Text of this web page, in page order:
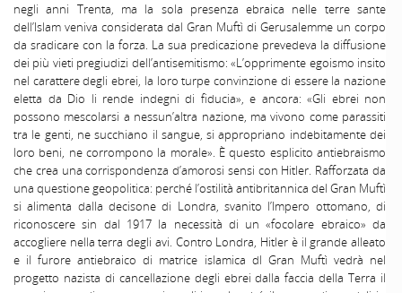
negli anni Trenta, ma la sola presenza ebraica nelle terre sante
dell’Islam veniva considerata dal Gran Muftì di Gerusalemme un corpo
da sradicare con la forza. La sua predicazione prevedeva la diffusione
dei più vieti pregiudizi dell’antisemitismo: «L’opprimente egoismo insito
nel carattere degli ebrei, la loro turpe convinzione di essere la nazione
eletta da Dio li rende indegni di fiducia», e ancora: «Gli ebrei non
possono mescolarsi a nessun’altra nazione, ma vivono come parassiti
tra le genti, ne succhiano il sangue, si appropriano indebitamente dei
loro beni, ne corrompono la morale». È questo esplicito antiebraismo
che crea una corrispondenza d’amorosi sensi con Hitler. Rafforzata da
una questione geopolitica: perché l’ostilità antibritannica del Gran Muftì
si alimenta dalla decisone di Londra, svanito l’Impero ottomano, di
riconoscere sin dal 1917 la necessità di un «focolare ebraico» da
accogliere nella terra degli avi. Contro Londra, Hitler è il grande alleato
e il furore antiebraico di matrice islamica dl Gran Muftì vedrà nel
progetto nazista di cancellazione degli ebrei dalla faccia della Terra il